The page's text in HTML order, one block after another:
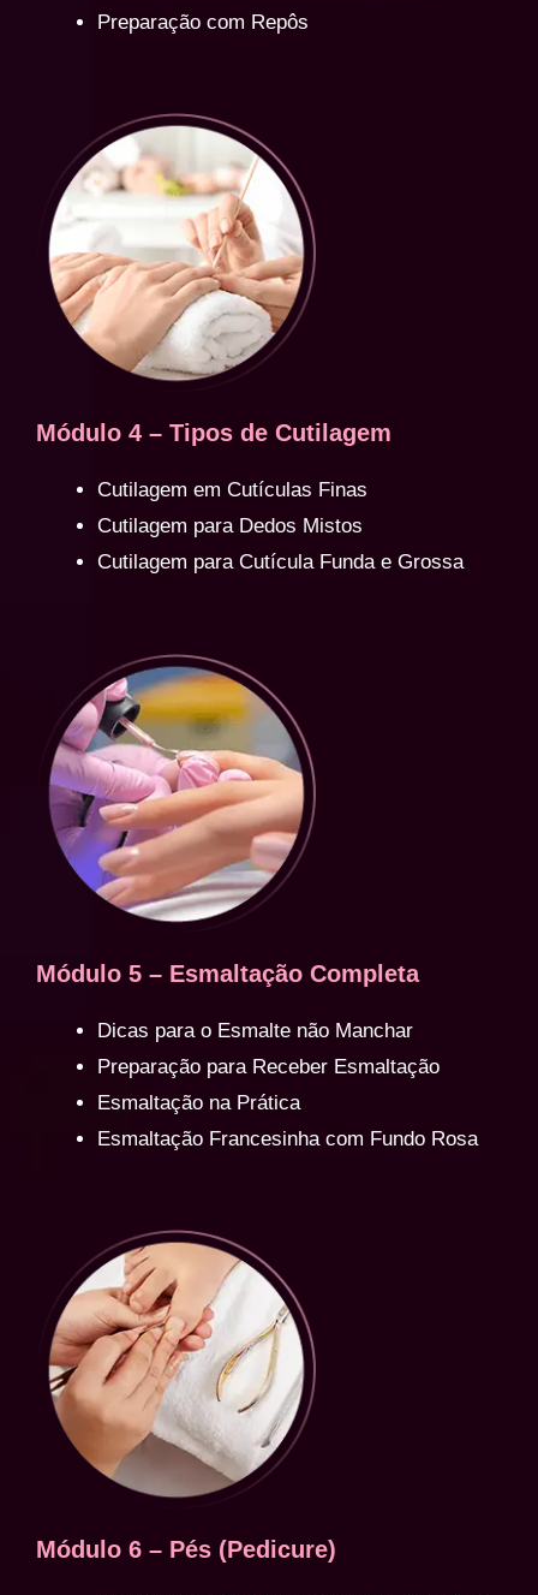
Preparação com Repôs
Módulo 4 – Tipos de Cutilagem
Cutilagem em Cutículas Finas
Cutilagem para Dedos Mistos
Cutilagem para Cutícula Funda e Grossa
Módulo 5 – Esmaltação Completa
Dicas para o Esmalte não Manchar
Preparação para Receber Esmaltação
Esmaltação na Prática
Esmaltação Francesinha com Fundo Rosa
Módulo 6 – Pés (Pedicure)